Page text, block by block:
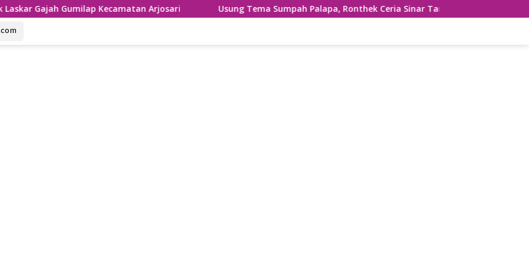
Gumilap Kecamatan Arjosari Usung Tema Sumpah Palapa, Ronthek Ceria Sinar Tanjung Hibur Masyarakat Pacitan di